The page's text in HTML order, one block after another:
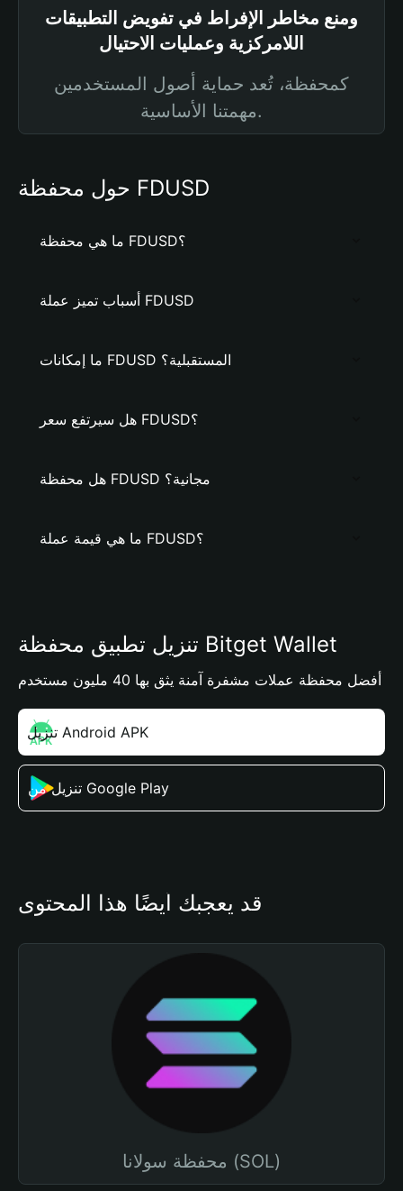
ومنع مخاطر الإفراط في تفويض التطبيقات
اللامركزية وعمليات الاحتيال
كمحفظة، تُعد حماية أصول المستخدمين
مهمتنا الأساسية.
حول محفظة FDUSD
ما هي محفظة FDUSD؟
أسباب تميز عملة FDUSD
ما إمكانات FDUSD المستقبلية؟
هل سيرتفع سعر FDUSD؟
هل محفظة FDUSD مجانية؟
ما هي قيمة عملة FDUSD؟
تنزيل تطبيق محفظة Bitget Wallet
أفضل محفظة عملات مشفرة آمنة يثق بها 40 مليون مستخدم
تنزيل Android APK
تنزيل من Google Play
قد يعجبك أيضًا هذا المحتوى
محفظة سولانا (SOL)